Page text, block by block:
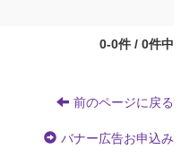
0-0件 / 0件中
前のページに戻る
バナー広告お申込み